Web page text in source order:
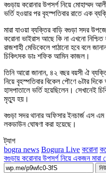
বগুড়ায় করোনার উপসর্গ নিয়ে মোহাম্মদ
ভর্তি হওয়ার পর বৃহস্পতিবার রাতে এক
মারা যাওয়া ব্যক্তির বাড়ি বগুড়া সদর
করোনা ভাইরাস আছে কি না এখনো নিশ্চিত
রাজশাহী মেডিকেলে পাঠানো হবে বলে
চিকিৎসক ডাঃ শফিক আমিন কাজল।
তিনি আরো জানান, ৪২ বছর বয়সী ঐ
নিয়ে বৃহস্পতিবার বিকেল পৌণে ৬টার
হাসপাতালে ভর্তি হয়েছিলেন। সেখানেই
মৃত্যু হয়।
বগুড়া সদর থানার অফিসার ইনচার্জ এস এম
লকডাউন ঘোষণা করা হয়েছে।
ট্যাগ
bogra news Bogura Live করোনা
বগুড়ায় করোনার উপসর্গ নিয়ে একজন মারা